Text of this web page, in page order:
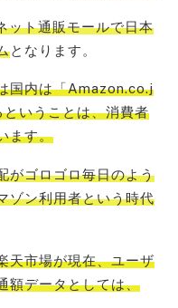
ット通販モールで日本
となります。
国内は「Amazon.co.j
ということは、消費者
ます。
がゴロゴロ毎日のよう
ゾン利用者という時代
天市場が現在、ユーザ
額データとしては、